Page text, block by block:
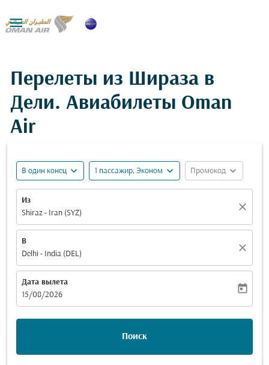

Перелеты из Шираза в
Дели. Авиабилеты Oman
Air
В один конец expand_more 1 пассажир, Эконом expand_more Промокод expand_more
Из
Shiraz - Iran (SYZ)
close
В
Delhi - India (DEL)
close
Дата вылета
fc-booking-departure-date-aria-label
15/08/2026
today
Поиск